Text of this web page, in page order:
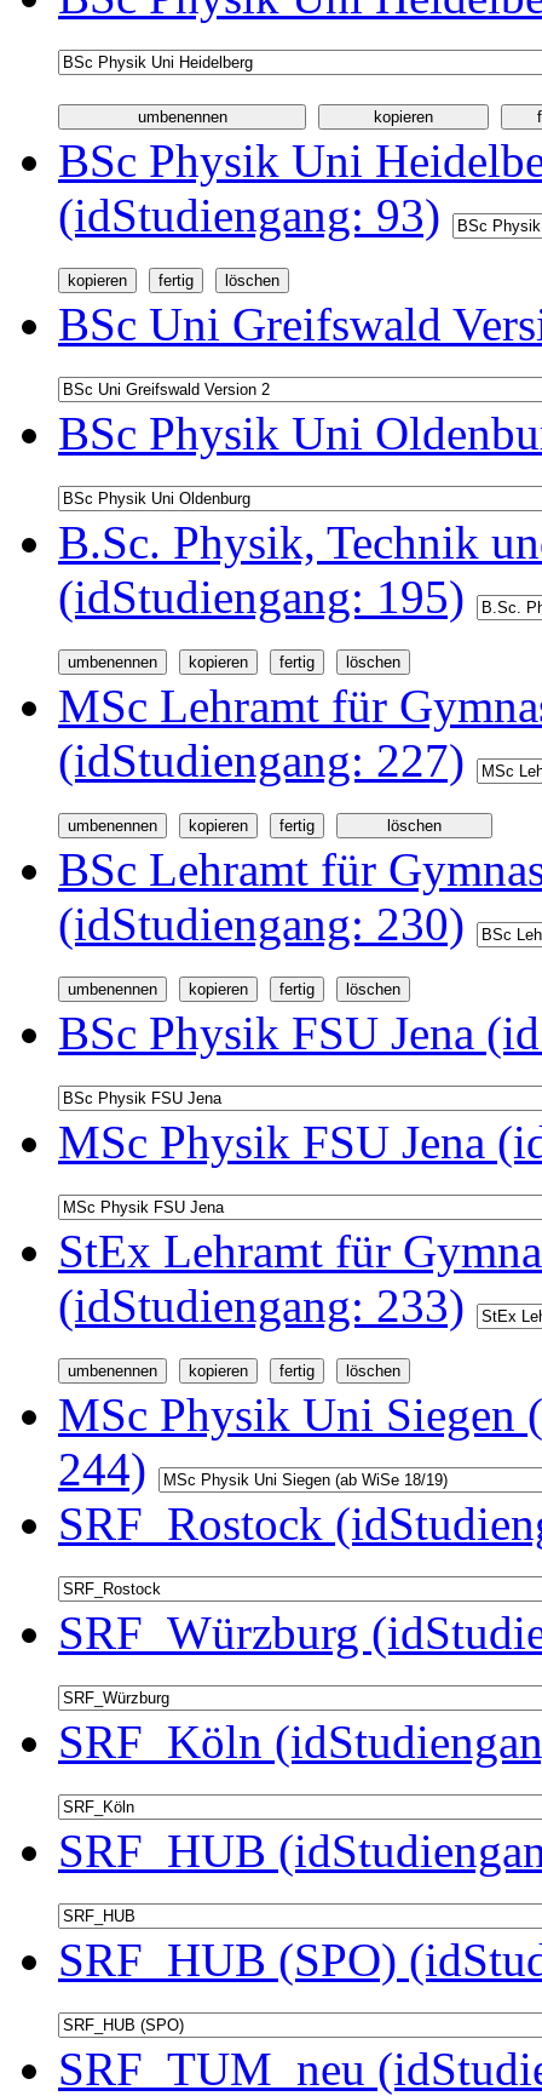
BSc Physik Uni
(idStudiengang: 93)
BSc Uni Greifswald
BSc Physik Uni
B.Sc. Physik, Technik
(idStudiengang: 195)
MSc Lehramt für
(idStudiengang: 227)
BSc Lehramt für
(idStudiengang: 230)
BSc Physik FSU Jena
MSc Physik FSU Jena
StEx Lehramt für
(idStudiengang: 233)
MSc Physik Uni Siegen
244)
SRF_Rostock
SRF_Würzburg
SRF_Köln
SRF_HUB
SRF_HUB (SPO)
SRF_TUM_neu